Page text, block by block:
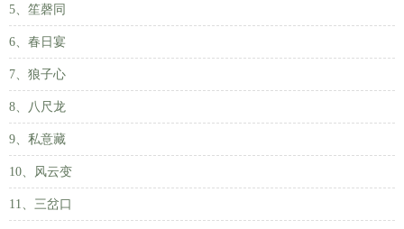
5、笙磬同
6、春日宴
7、狼子心
8、八尺龙
9、私意藏
10、风云变
11、三岔口